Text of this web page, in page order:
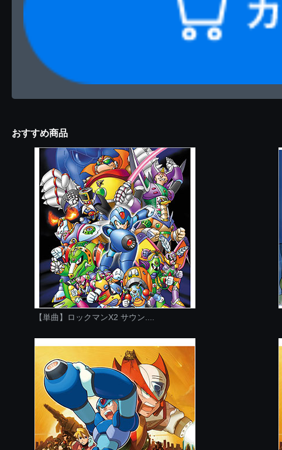
おすすめ商品
【単曲】ロックマンX2 サウン....